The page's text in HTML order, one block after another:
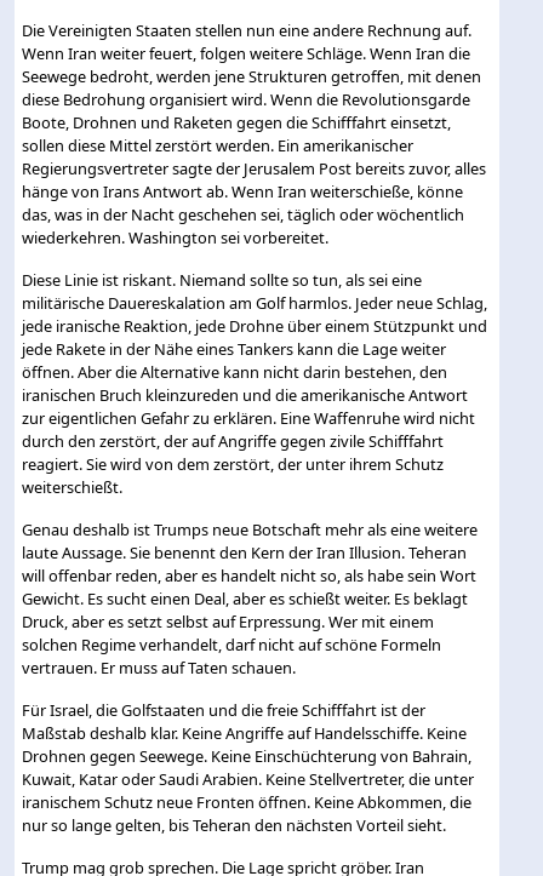
Die Vereinigten Staaten stellen nun eine andere Rechnung auf.
Wenn Iran weiter feuert, folgen weitere Schläge. Wenn Iran die
Seewege bedroht, werden jene Strukturen getroffen, mit denen
diese Bedrohung organisiert wird. Wenn die Revolutionsgarde
Boote, Drohnen und Raketen gegen die Schifffahrt einsetzt,
sollen diese Mittel zerstört werden. Ein amerikanischer
Regierungsvertreter sagte der Jerusalem Post bereits zuvor, alles
hänge von Irans Antwort ab. Wenn Iran weiterschieße, könne
das, was in der Nacht geschehen sei, täglich oder wöchentlich
wiederkehren. Washington sei vorbereitet.
Diese Linie ist riskant. Niemand sollte so tun, als sei eine
militärische Dauereskalation am Golf harmlos. Jeder neue Schlag,
jede iranische Reaktion, jede Drohne über einem Stützpunkt und
jede Rakete in der Nähe eines Tankers kann die Lage weiter
öffnen. Aber die Alternative kann nicht darin bestehen, den
iranischen Bruch kleinzureden und die amerikanische Antwort
zur eigentlichen Gefahr zu erklären. Eine Waffenruhe wird nicht
durch den zerstört, der auf Angriffe gegen zivile Schifffahrt
reagiert. Sie wird von dem zerstört, der unter ihrem Schutz
weiterschießt.
Genau deshalb ist Trumps neue Botschaft mehr als eine weitere
laute Aussage. Sie benennt den Kern der Iran Illusion. Teheran
will offenbar reden, aber es handelt nicht so, als habe sein Wort
Gewicht. Es sucht einen Deal, aber es schießt weiter. Es beklagt
Druck, aber es setzt selbst auf Erpressung. Wer mit einem
solchen Regime verhandelt, darf nicht auf schöne Formeln
vertrauen. Er muss auf Taten schauen.
Für Israel, die Golfstaaten und die freie Schifffahrt ist der
Maßstab deshalb klar. Keine Angriffe auf Handelsschiffe. Keine
Drohnen gegen Seewege. Keine Einschüchterung von Bahrain,
Kuwait, Katar oder Saudi Arabien. Keine Stellvertreter, die unter
iranischem Schutz neue Fronten öffnen. Keine Abkommen, die
nur so lange gelten, bis Teheran den nächsten Vorteil sieht.
Trump mag grob sprechen. Die Lage spricht gröber. Iran